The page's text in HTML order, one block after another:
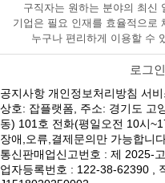
구직자는 원하는 분야의 최신
기업은 필요 인재를 효율적으로
누구나 편리하게 이용할 수
로그인
공지사항 개인정보처리방침 서
상호: 잡플랫폼, 주소: 경기도 고
동) 101호 전화(평일오전 10시
장애,오류,결제문의만 가능합니
통신판매업신고번호 : 제 2025-
업자등록번호 : 122-38-62390 ,